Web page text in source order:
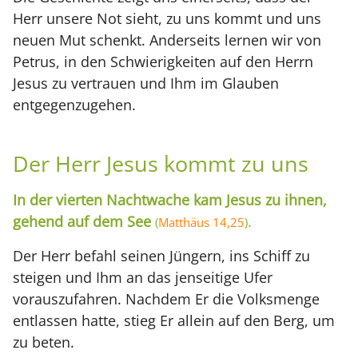
Herr unsere Not sieht, zu uns kommt und uns
neuen Mut schenkt. Anderseits lernen wir von
Petrus, in den Schwierigkeiten auf den Herrn
Jesus zu vertrauen und Ihm im Glauben
entgegenzugehen.
Der Herr Jesus kommt zu uns
In der vierten Nachtwache kam Jesus zu ihnen,
gehend auf dem See (Matthäus 14,25).
Der Herr befahl seinen Jüngern, ins Schiff zu
steigen und Ihm an das jenseitige Ufer
vorauszufahren. Nachdem Er die Volksmenge
entlassen hatte, stieg Er allein auf den Berg, um
zu beten.